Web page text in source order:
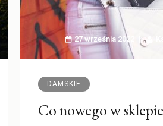
27 września 2022
DAMSKIE
Co nowego w